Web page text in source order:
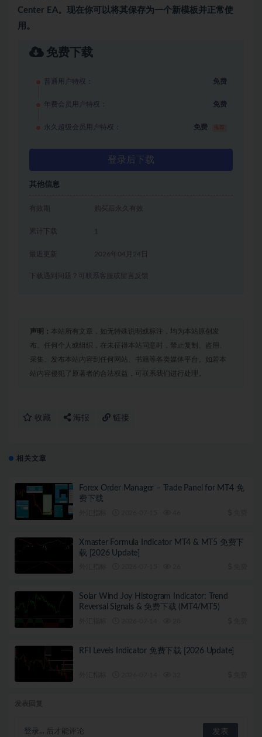
Center EA。现在你可以将其保存为一个新模板并正常使
用。
免费下载
普通用户特权： 免费
年费会员用户特权： 免费
永久超级会员用户特权： 免费
登录后下载
其他信息
有效期 购买后永久有效
累计下载 1
2026年04月24日
下载遇到问题？可联系客服或留言反馈
声明： 本站所有文章，如无特殊说明或标注，均为本站原创发
布。任何个人或组织，在未征得本站同意时，禁止复制、盗用、
采集、发布本站内容到任何网站、书籍等各类媒体平台。如若本
站内容侵犯了原著者的合法权益，可联系我们进行处理。
收藏 海报 链接
相关文章
Forex Order Manager – Trade Panel for MT4 免
费下载
Xmaster Formula Indicator MT4 & MT5 免费下
载 [2026 Update]
Solar Wind Joy Histogram Indicator: Trend
Reversal Signals & 免费下载 (MT4/MT5)
RFI Levels Indicator 免费下载 [2026 Update]
登录... 后才能评论